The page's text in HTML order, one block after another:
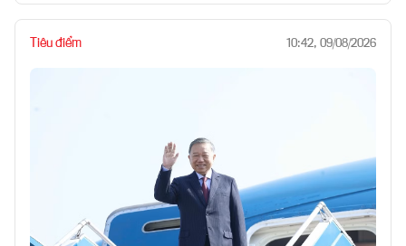
Tiêu điểm 10:42, 09/08/2026